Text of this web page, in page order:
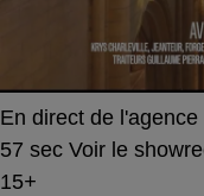
En direct de l'agence
57 sec Voir le
15+